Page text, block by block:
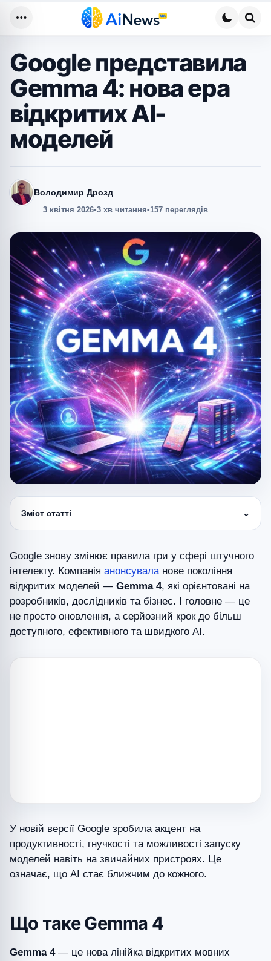
Google представила
Gemma 4: нова ера
відкритих AI-
моделей
Володимир Дрозд
3 квітня 2026•3 хв читання•157 переглядів
Зміст статті ⌄
Google знову змінює правила гри у сфері штучного
інтелекту. Компанія анонсуваланове покоління
відкритих моделей — Gemma 4, які орієнтовані на
розробників, дослідників та бізнес. І головне — це
не просто оновлення, а серйозний крок до більш
доступного, ефективного та швидкого AI.
У новій версії Google зробила акцент на
продуктивності, гнучкості та можливості запуску
моделей навіть на звичайних пристроях. Це
означає, що AI стає ближчим до кожного.
Що таке Gemma 4
Gemma 4— це нова лінійка відкритих мовних